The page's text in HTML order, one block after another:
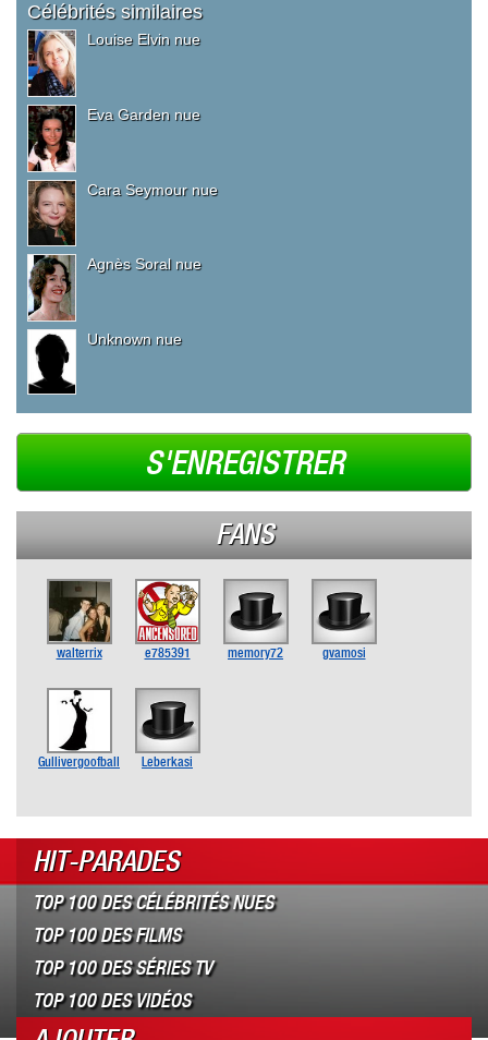
Célébrités similaires
Louise Elvin nue
Eva Garden nue
Cara Seymour nue
Agnès Soral nue
Unknown nue
S'ENREGISTRER
FANS
walterrix e785391 memory72 gvamosi
Gullivergoofball Leberkasi
HIT-PARADES
TOP 100 DES CÉLÉBRITÉS NUES
TOP 100 DES FILMS
TOP 100 DES SÉRIES TV
TOP 100 DES VIDÉOS